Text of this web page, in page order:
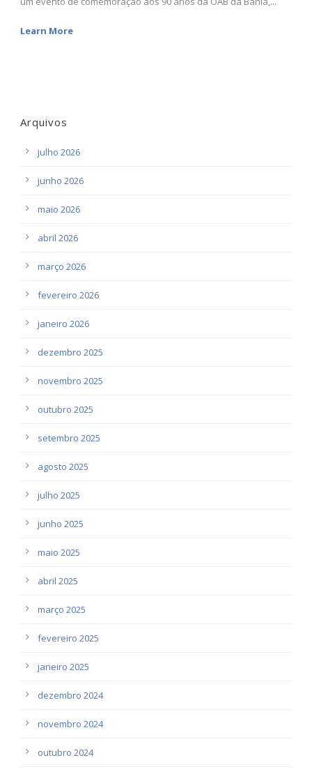
Learn More
Arquivos
julho 2026
junho 2026
maio 2026
abril 2026
março 2026
fevereiro 2026
janeiro 2026
dezembro 2025
novembro 2025
outubro 2025
setembro 2025
agosto 2025
julho 2025
junho 2025
maio 2025
abril 2025
março 2025
fevereiro 2025
janeiro 2025
dezembro 2024
novembro 2024
outubro 2024